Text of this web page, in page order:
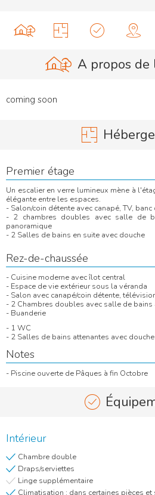
A propos
coming soon
Premier étage
Un escalier en verre lumineux mène à
élégante entre les espaces.
- Salon/coin détente avec canapé, TV,
- 2 chambres doubles avec salle de
panoramique
- 2 Salles de bains en suite avec douche
Rez-de-chaussée
- Cuisine moderne avec îlot central
- Espace de vie extérieur sous la véranda
- Salon avec canapé/coin détente,
- 2 Chambres doubles avec salle de bains
- Buanderie
- 1 WC
- 2 Salles de bains attenantes avec douche
Notes
- Piscine ouverte de Pâques à fin Octobre
Intérieur
Chambre double
Draps/serviettes
Linge supplémentaire
Climatisation : dans certaines pièces et